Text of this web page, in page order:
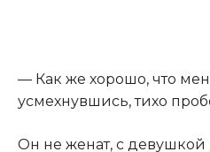
— Как же хорошо, что
усмехнувшись, тихо
Он не женат, с девушкой